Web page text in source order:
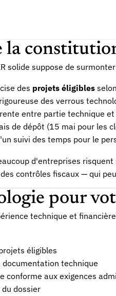
la
solide suppose de
des projets éligibles
des verrous
entre partie technique
de dépôt (15 mai pour les
suivi des temps pour le
d'entreprises
contrôles fiscaux — qui
pour
technique et
éligibles
technique
conforme aux exigences
du dossier